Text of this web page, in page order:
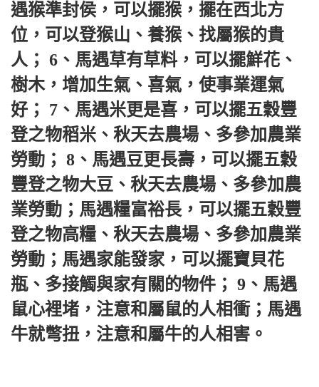
遇猴準封侯，可以擺猴，擺在西北方
位，可以登猴山、養猴、找屬猴的貴
人； 6、馬遇草有草料，可以擺鮮花、
樹木，增加生氣、喜氣，使事業運氣
好； 7、馬遇米更是喜，可以擺五穀豐
登之物稻米、秋天去農場、多參加農業
勞動； 8、馬遇豆更長壽，可以擺五穀
豐登之物大豆、秋天去農場、多參加農
業勞動；馬遇糧​​富裕長，可以擺五穀豐
登之物高糧、秋天去農場、多參加農業
勞動；馬遇家能發家，可以擺寶貝花
瓶、多接觸與家有關的物件； 9、馬遇
鼠心裡堵，注意和屬鼠的人相衝；馬遇
牛就彆扭，注意和屬牛的人相害。